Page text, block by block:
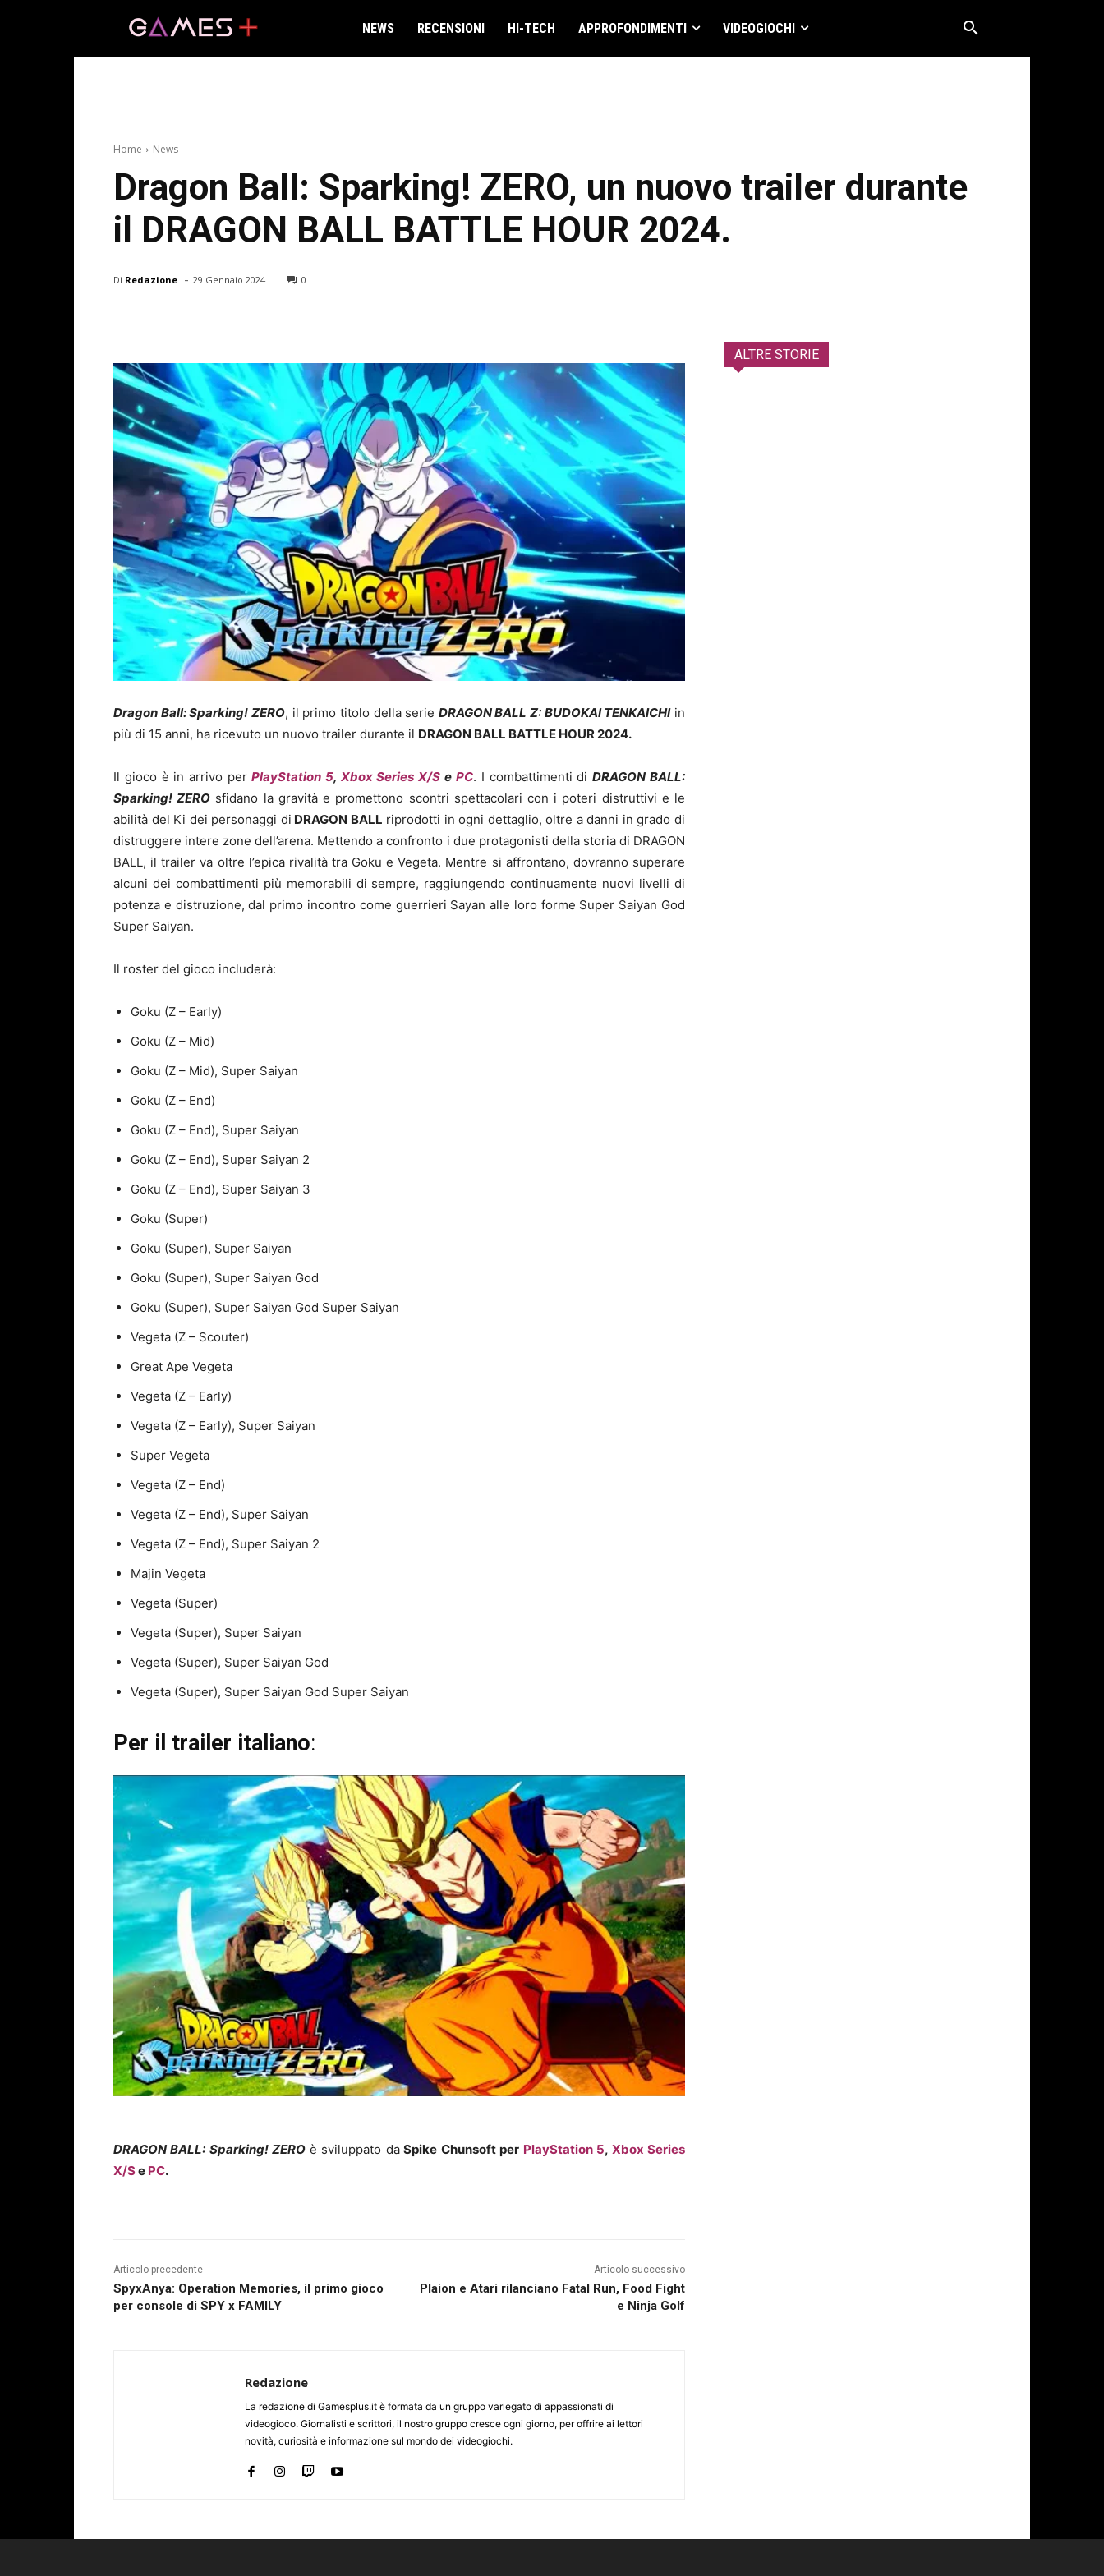
NEWS RECENSIONI HI-TECH APPROFONDIMENTI VIDEOGIOCHI
Home News
Dragon Ball: Sparking! ZERO, un nuovo trailer durante
il DRAGON BALL BATTLE HOUR 2024.
Di Redazione - 29 Gennaio 2024 0
Dragon Ball: Sparking! ZERO, il primo titolo della serie DRAGON BALL Z: BUDOKAI TENKAICHIin
più di 15 anni, ha ricevuto un nuovo trailer durante il DRAGON BALL BATTLE HOUR 2024.
Il gioco è in arrivo per PlayStation 5, Xbox Series X/S e PC. I combattimenti diDRAGON BALL:
Sparking! ZERO sfidano la gravità e promettono scontri spettacolari con i poteri distruttivi e le
abilità del Ki dei personaggi di DRAGON BALL riprodotti in ogni dettaglio, oltre a danni in grado di
distruggere intere zone dell’arena. Mettendo a confronto i due protagonisti della storia di DRAGON
BALL, il trailer va oltre l’epica rivalità tra Goku e Vegeta. Mentre si affrontano, dovranno superare
alcuni dei combattimenti più memorabili di sempre, raggiungendo continuamente nuovi livelli di
potenza e distruzione, dal primo incontro come guerrieri Sayan alle loro forme Super Saiyan God
Super Saiyan.
Il roster del gioco includerà:
Goku (Z – Early)
Goku (Z – Mid)
Goku (Z – Mid), Super Saiyan
Goku (Z – End)
Goku (Z – End), Super Saiyan
Goku (Z – End), Super Saiyan 2
Goku (Z – End), Super Saiyan 3
Goku (Super)
Goku (Super), Super Saiyan
Goku (Super), Super Saiyan God
Goku (Super), Super Saiyan God Super Saiyan
Vegeta (Z – Scouter)
Great Ape Vegeta
Vegeta (Z – Early)
Vegeta (Z – Early), Super Saiyan
Super Vegeta
Vegeta (Z – End)
Vegeta (Z – End), Super Saiyan
Vegeta (Z – End), Super Saiyan 2
Majin Vegeta
Vegeta (Super)
Vegeta (Super), Super Saiyan
Vegeta (Super), Super Saiyan God
Vegeta (Super), Super Saiyan God Super Saiyan
Per il trailer italiano:
DRAGON BALL: Sparking!ZERO è sviluppato daSpike Chunsoft per PlayStation 5, Xbox Series
X/Se PC.
Articolo precedente
SpyxAnya: Operation Memories, il primo gioco
per console di SPY x FAMILY
Articolo successivo
Plaion e Atari rilanciano Fatal Run, Food Fight
e Ninja Golf
Redazione
La redazione di Gamesplus.it è formata da un gruppo variegato di appassionati di
videogioco. Giornalisti e scrittori, il nostro gruppo cresce ogni giorno, per offrire ai lettori
novità, curiosità e informazione sul mondo dei videogiochi.
ALTRE STORIE